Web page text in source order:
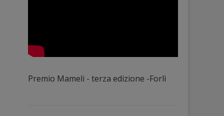
Premio Mameli - terza edizione -Forlì